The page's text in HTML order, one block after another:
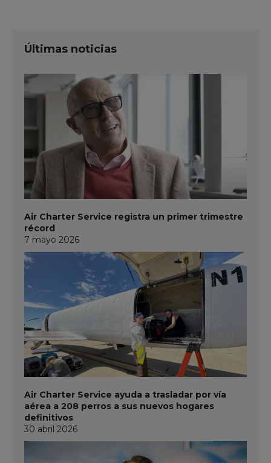
Últimas noticias
Air Charter Service registra un primer trimestre
récord
7 mayo 2026
Air Charter Service ayuda a trasladar por vía
aérea a 208 perros a sus nuevos hogares
definitivos
30 abril 2026